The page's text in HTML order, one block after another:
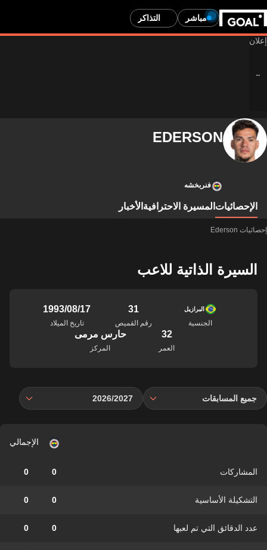
مباشر التذاكر
EDERSON
فنربخشه
الإحصائيات المسيرة الاحترافية الأخبار
إحصائيات Ederson
السيرة الذاتية للاعب
البرازيل
الجنسية
31
رقم القميص
17‏/08‏/1993
تاريخ الميلاد
32
العمر
حارس مرمى
المركز
جميع المسابقات 2026/2027
الإجمالي
المشاركات 0
0
التشكيلة الأساسية 0
0
عدد الدقائق التي تم لعبها 0
0